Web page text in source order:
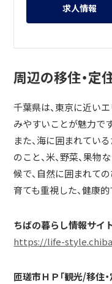
求人情報
周辺の移住・定
千葉県は、東京に近い
みやすいことが魅力です
また、海に囲まれてい
のこと、米、野菜、果
候で、自然に囲まれて
育ても重視した、健康
ちばの暮らし情報サイ
https://life-
匝瑳市ＨＰ「観光/移住・